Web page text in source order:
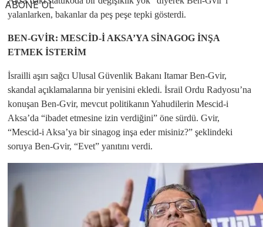
ABONE OL
yalanlarken, bakanlar da peş peşe tepki gösterdi.
BEN-GVİR: MESCİD-İ AKSA’YA SİNAGOG İNŞA
ETMEK İSTERİM
İsrailli aşırı sağcı Ulusal Güvenlik Bakanı Itamar Ben-Gvir,
skandal açıklamalarına bir yenisini ekledi. İsrail Ordu Radyosu’na
konuşan Ben-Gvir, mevcut politikanın Yahudilerin Mescid-i
Aksa’da “ibadet etmesine izin verdiğini” öne sürdü. Gvir,
“Mescid-i Aksa’ya bir sinagog inşa eder misiniz?” şeklindeki
soruya Ben-Gvir, “Evet” yanıtını verdi.